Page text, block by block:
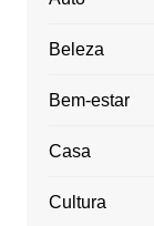
Beleza
Bem-estar
Casa
Cultura